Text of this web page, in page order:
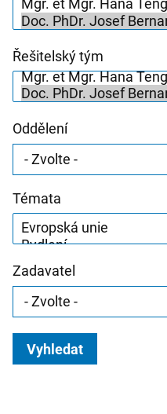
Řešitelský tým
Oddělení
Témata
Zadavatel
Vyhledat